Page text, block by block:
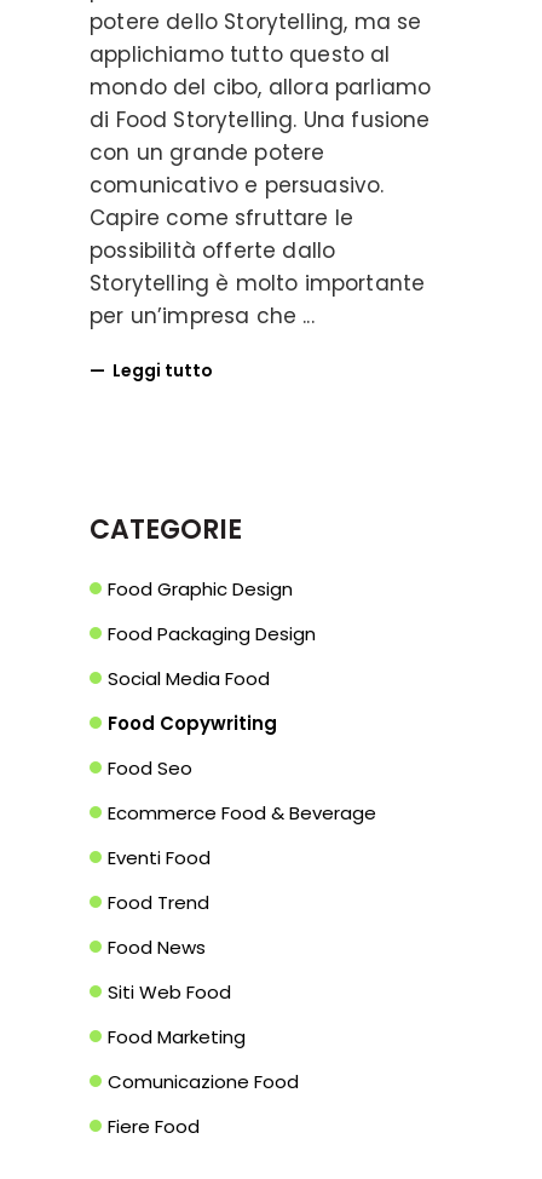
potere dello Storytelling, ma se
applichiamo tutto questo al
mondo del cibo, allora parliamo
di Food Storytelling. Una fusione
con un grande potere
comunicativo e persuasivo.
Capire come sfruttare le
possibilità offerte dallo
Storytelling è molto importante
per un’impresa che
Leggi tutto
CATEGORIE
Food Graphic Design
Food Packaging Design
Social Media Food
Food Copywriting
Food Seo
Ecommerce Food & Beverage
Eventi Food
Food Trend
Food News
Siti Web Food
Food Marketing
Comunicazione Food
Fiere Food